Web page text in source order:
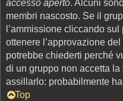
accesso aperto. Alcuni
membri nascosto. Se il
l’ammissione cliccando
ottenere l’approvazione
potrebbe chiederti perché
di un gruppo non accetta
assillarlo: probabilmente
Top